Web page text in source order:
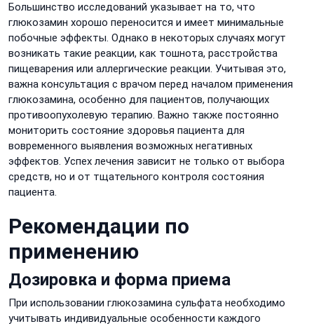
Большинство исследований указывает на то, что
глюкозамин хорошо переносится и имеет минимальные
побочные эффекты. Однако в некоторых случаях могут
возникать такие реакции, как тошнота, расстройства
пищеварения или аллергические реакции. Учитывая это,
важна консультация с врачом перед началом применения
глюкозамина, особенно для пациентов, получающих
противоопухолевую терапию. Важно также постоянно
мониторить состояние здоровья пациента для
вовременного выявления возможных негативных
эффектов. Успех лечения зависит не только от выбора
средств, но и от тщательного контроля состояния
пациента.
Рекомендации по
применению
Дозировка и форма приема
При использовании глюкозамина сульфата необходимо
учитывать индивидуальные особенности каждого